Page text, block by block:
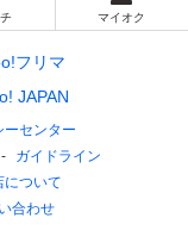
マイオク
フリマ
JAPAN
ーセンター
ガイドライン
について
合わせ